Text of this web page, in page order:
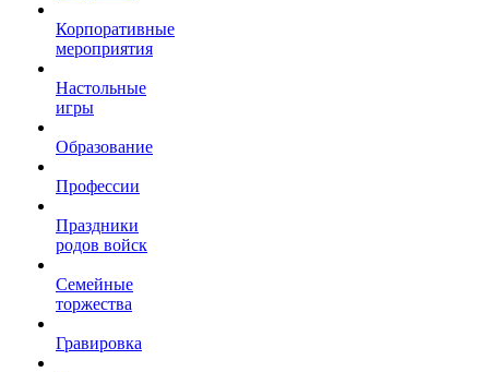
Корпоративные
мероприятия
Настольные
игры
Образование
Профессии
Праздники
родов войск
Семейные
торжества
Гравировка